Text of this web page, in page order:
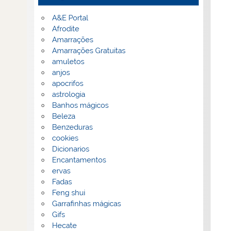
A&E Portal
Afrodite
Amarrações
Amarrações Gratuitas
amuletos
anjos
apocrifos
astrologia
Banhos mágicos
Beleza
Benzeduras
cookies
Dicionarios
Encantamentos
ervas
Fadas
Feng shui
Garrafinhas mágicas
Gifs
Hecate